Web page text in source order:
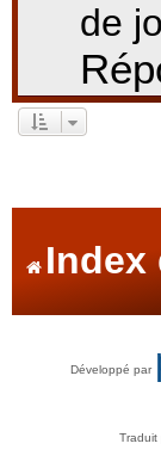
de
Index
Développé par
Traduit